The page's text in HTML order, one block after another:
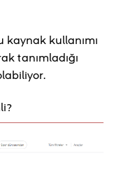
kullanımı
tanımladığı